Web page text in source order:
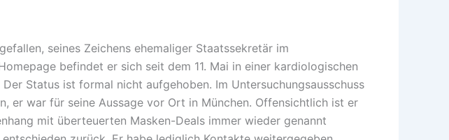
seines Zeichens ehemaliger Staatssekretär im
befindet er sich seit dem 11. Mai in einer kardiologischen
Status ist formal nicht aufgehoben. Im Untersuchungsausschuss
er war für seine Aussage vor Ort in München. Offensichtlich ist er
mit überteuerten Masken-Deals immer wieder genannt